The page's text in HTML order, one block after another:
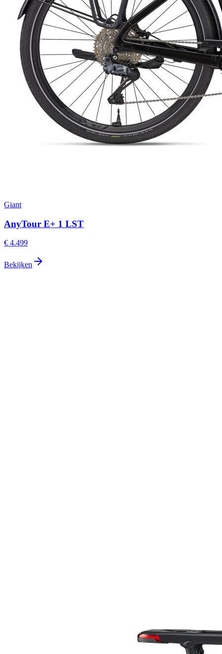
Giant
AnyTour E+ 1 LST
€ 4.499
Bekijken